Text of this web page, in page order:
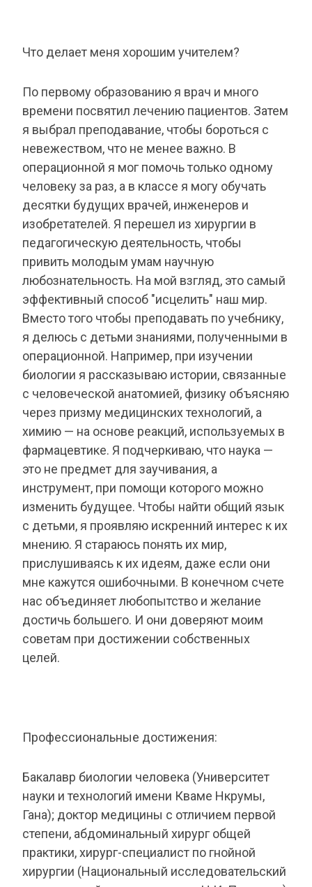
Что делает меня хорошим учителем?
По первому образованию я врач и много
времени посвятил лечению пациентов. Затем
я выбрал преподавание, чтобы бороться с
невежеством, что не менее важно. В
операционной я мог помочь только одному
человеку за раз, а в классе я могу обучать
десятки будущих врачей, инженеров и
изобретателей. Я перешел из хирургии в
педагогическую деятельность, чтобы
привить молодым умам научную
любознательность. На мой взгляд, это самый
эффективный способ "исцелить" наш мир.
Вместо того чтобы преподавать по учебнику,
я делюсь с детьми знаниями, полученными в
операционной. Например, при изучении
биологии я рассказываю истории, связанные
с человеческой анатомией, физику объясняю
через призму медицинских технологий, а
химию — на основе реакций, используемых в
фармацевтике. Я подчеркиваю, что наука —
это не предмет для заучивания, а
инструмент, при помощи которого можно
изменить будущее. Чтобы найти общий язык
с детьми, я проявляю искренний интерес к их
мнению. Я стараюсь понять их мир,
прислушиваясь к их идеям, даже если они
мне кажутся ошибочными. В конечном счете
нас объединяет любопытство и желание
достичь большего. И они доверяют моим
советам при достижении собственных
целей.
Профессиональные достижения:
Бакалавр биологии человека (Университет
науки и технологий имени Кваме Нкрумы,
Гана); доктор медицины с отличием первой
степени, абдоминальный хирург общей
практики, хирург-специалист по гнойной
хирургии (Национальный исследовательский